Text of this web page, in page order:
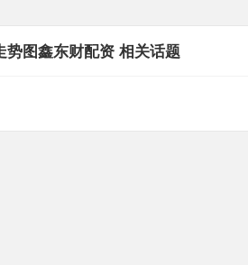
图鑫东财配资 相关话题